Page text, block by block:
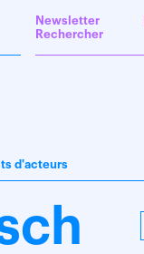
Newsletter
Rechercher
d'acteurs